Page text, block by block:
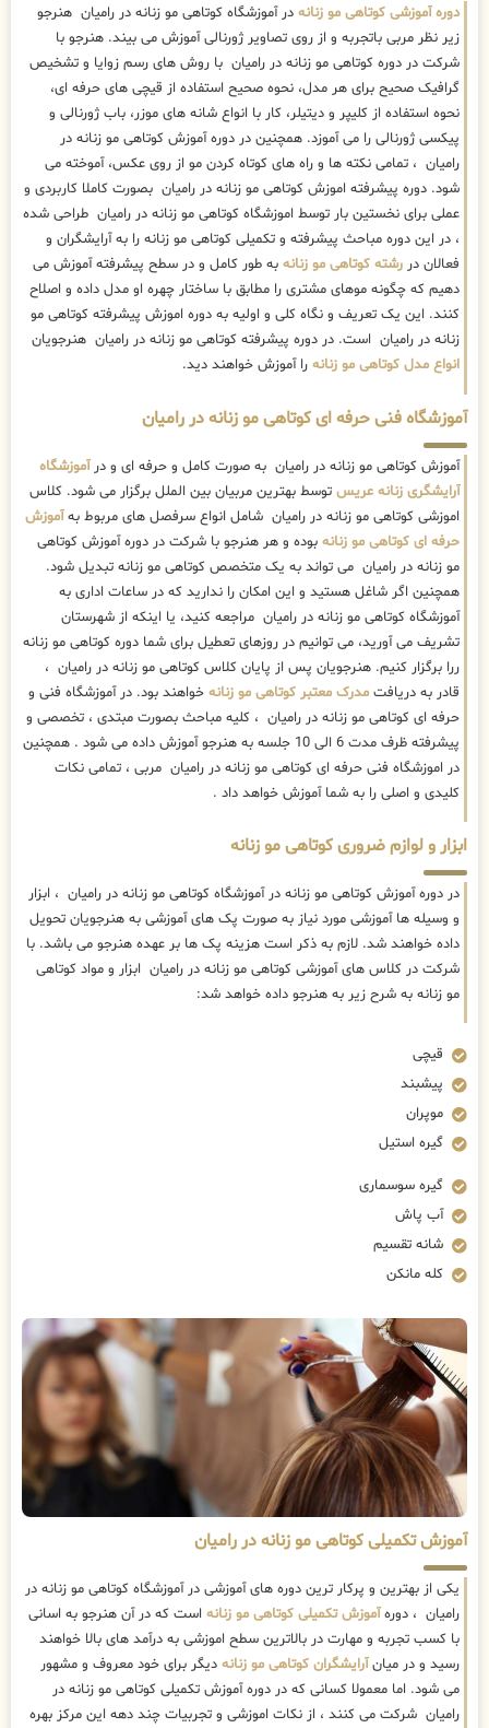
دوره آموزشی کوتاهی مو زنانه در آموزشگاه کوتاهی مو زنانه در رامیان هنرجو
زیر نظر مربی باتجربه و از روی تصاویر ژورنالی آموزش می بیند. هنرجو با
شرکت در دوره کوتاهی مو زنانه در رامیان با روش های رسم زوایا و تشخیص
گرافیک صحیح برای هر مدل، نحوه صحیح استفاده از قیچی های حرفه ای،
نحوه استفاده از کلیپر و دیتیلر، کار با انواع شانه های موزر، باب ژورنالی و
پیکسی ژورنالی را می آموزد. همچنین در دوره آموزش کوتاهی مو زنانه در
رامیان ، تمامی نکته ها و راه های کوتاه کردن مو از روی عکس، آموخته می
شود. دوره پیشرفته اموزش کوتاهی مو زنانه در رامیان بصورت کاملا کاربردی و
عملی برای نخستین بار توسط اموزشگاه کوتاهی مو زنانه در رامیان طراحی شده
، در این دوره مباحث پیشرفته و تکمیلی کوتاهی مو زنانه را به آرایشگران و
فعالان در رشته کوتاهی مو زنانه به طور کامل و در سطح پیشرفته آموزش می
دهیم که چگونه موهای مشتری را مطابق با ساختار چهره او مدل داده و اصلاح
کنند. این یک تعریف و نگاه کلی و اولیه به دوره اموزش پیشرفته کوتاهی مو
زنانه در رامیان است. در دوره پیشرفته کوتاهی مو زنانه در رامیان هنرجویان
انواع مدل کوتاهی مو زنانه را آموزش خواهند دید.
آموزشگاه فنی حرفه ای کوتاهی مو زنانه در رامیان
آموزش کوتاهی مو زنانه در رامیان به صورت کامل و حرفه ای و درآموزشگاه
آرایشگری زنانه عریس توسط بهترین مربیان بین الملل برگزار می شود. کلاس
اموزشی کوتاهی مو زنانه در رامیان شامل انواع سرفصل های مربوط بهآموزش
حرفه ای کوتاهی مو زنانه بوده و هر هنرجو با شرکت در دوره آموزش کوتاهی
مو زنانه در رامیان می تواند به یک متخصص کوتاهی مو زنانه تبدیل شود.
همچنین اگر شاغل هستید و این امکان را ندارید که در ساعات اداری به
آموزشگاه کوتاهی مو زنانه در رامیان مراجعه کنید، یا اینکه از شهرستان
تشریف می آورید، می توانیم در روزهای تعطیل برای شما دوره کوتاهی مو زنانه
ررا برگزار کنیم. هنرجویان پس از پایان کلاس کوتاهی مو زنانه در رامیان ،
قادر به دریافت مدرک معتبر کوتاهی مو زنانه خواهند بود. در آموزشگاه فنی و
حرفه ای کوتاهی مو زنانه در رامیان ، کلیه مباحث بصورت مبتدی ، تخصصی و
پیشرفته ظرف مدت 6 الی 10 جلسه به هنرجو آموزش داده می شود . همچنین
در اموزشگاه فنی حرفه ای کوتاهی مو زنانه در رامیان مربی ، تمامی نکات
کلیدی و اصلی را به شما آموزش خواهد داد .
ابزار و لوازم ضروری کوتاهی مو زنانه
در دوره آموزش کوتاهی مو زنانه در آموزشگاه کوتاهی مو زنانه در رامیان ، ابزار
و وسیله ها آموزشی مورد نیاز به صورت پک های آموزشی به هنرجویان تحویل
داده خواهند شد. لازم به ذکر است هزینه پک ها بر عهده هنرجو می باشد. با
شرکت در کلاس های آموزشی کوتاهی مو زنانه در رامیان ابزار و مواد کوتاهی
مو زنانه به شرح زیر به هنرجو داده خواهد شد:
قیچی
پیشبند
موپران
گیره استیل
گیره سوسماری
آب پاش
شانه تقسیم
کله مانکن
آموزش تکمیلی کوتاهی مو زنانه در رامیان
یکی از بهترین و پرکار ترین دوره های آموزشی در آموزشگاه کوتاهی مو زنانه در
رامیان ، دورهآموزش تکمیلی کوتاهی مو زنانه است که در آن هنرجو به اسانی
با کسب تجربه و مهارت در بالاترین سطح اموزشی به درآمد های بالا خواهند
رسید و در میانآرایشگران کوتاهی مو زنانه دیگر برای خود معروف و مشهور
می شود. اما معمولا کسانی که در دوره آموزش تکمیلی کوتاهی مو زنانه در
رامیان شرکت می کنند ، از نکات اموزشی و تجربیات چند دهه این مرکز بهره